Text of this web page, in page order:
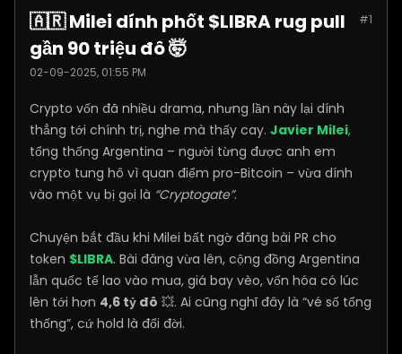
Posts:1248 #1
🇦🇷 Milei dính phốt $LIBRA rug pull
gần 90 triệu đô 🤯
02-09-2025, 01:55 PM
Crypto vốn đã nhiều drama, nhưng lần này lại dính
thẳng tới chính trị, nghe mà thấy cay. Javier Milei,
tổng thống Argentina – người từng được anh em
crypto tung hô vì quan điểm pro-Bitcoin – vừa dính
vào một vụ bị gọi là “Cryptogate”.
Chuyện bắt đầu khi Milei bất ngờ đăng bài PR cho
token $LIBRA. Bài đăng vừa lên, cộng đồng Argentina
lẫn quốc tế lao vào mua, giá bay vèo, vốn hóa có lúc
lên tới hơn 4,6 tỷ đô 💥. Ai cũng nghĩ đây là “vé số tổng
thống”, cứ hold là đổi đời.